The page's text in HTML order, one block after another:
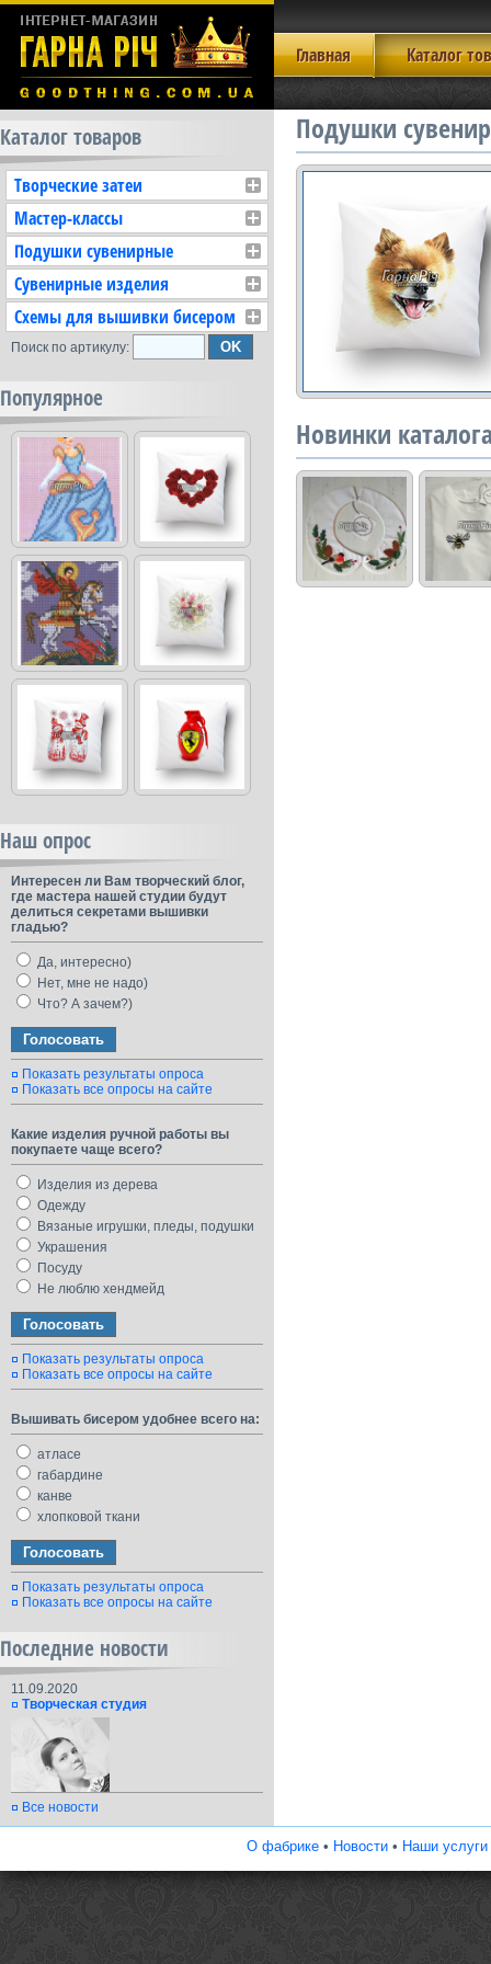
Главная Каталог
Каталог товаров
Творческие затеи
Мастер-классы
Подушки сувенирные
Сувенирные изделия
Схемы для вышивки бисером
Поиск по артикулу:
Популярное
Наш опрос
Интересен ли Вам творческий блог,
где мастера нашей студии будут
делиться секретами вышивки
гладью?
Да, интересно)
Нет, мне не надо)
Что? А зачем?)
Показать результаты опроса
Показать все опросы на сайте
Какие изделия ручной работы вы
покупаете чаще всего?
Изделия из дерева
Одежду
Вязаные игрушки, пледы, подушки
Украшения
Посуду
Не люблю хендмейд
Показать результаты опроса
Показать все опросы на сайте
Вышивать бисером удобнее всего на:
атласе
габардине
канве
хлопковой ткани
Показать результаты опроса
Показать все опросы на сайте
Последние новости
11.09.2020
Творческая студия
Все новости
Подушки
Новинки
О фабрике• Новости• Наши услуги